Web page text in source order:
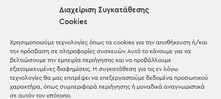
Διαχείριση Συγκατάθεσης
Cookies
Χρησιμοποιούμε τεχνολογίες όπως τα cookies για την αποθήκευση ή/και
την πρόσβαση σε πληροφορίες συσκευών. Αυτό το κάνουμε για να
βελτιώσουμε την εμπειρία περιήγησης και να προβάλλουμε
εξατομικευμένες διαφημίσεις. Η συγκατάθεση για τις εν λόγω
τεχνολογίες θα μας επιτρέψει να επεξεργαστούμε δεδομένα προσωπικού
χαρακτήρα, όπως συμπεριφορά περιήγησης ή μοναδικά αναγνωριστικά
σε αυτόν τον ιστότοπο.
Μέχρι 30€
Shop the look